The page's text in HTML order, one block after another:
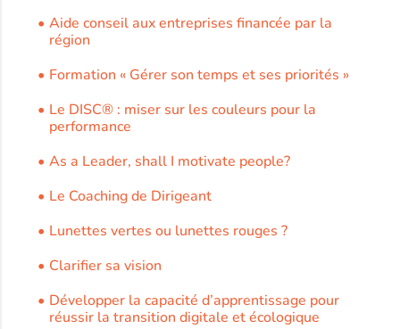
Aide conseil aux entreprises financée par la
région
Formation « Gérer son temps et ses priorités »
Le DISC® : miser sur les couleurs pour la
performance
As a Leader, shall I motivate people?
Le Coaching de Dirigeant
Lunettes vertes ou lunettes rouges ?
Clarifier sa vision
Développer la capacité d’apprentissage pour
réussir la transition digitale et écologique